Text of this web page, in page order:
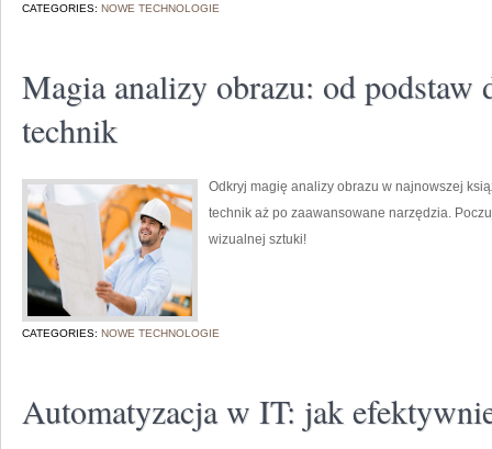
CATEGORIES: NOWE TECHNOLOGIE
Magia analizy obrazu: od podstaw
technik
Odkryj magię analizy obrazu w najnowszej
technik aż po zaawansowane narzędzia.
wizualnej sztuki!
CATEGORIES: NOWE TECHNOLOGIE
Automatyzacja w IT: jak